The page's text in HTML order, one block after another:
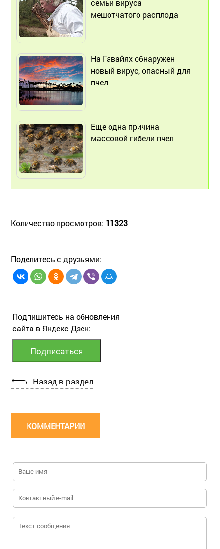
семьи вируса
мешотчатого расплода
На Гавайях обнаружен
новый вирус, опасный для
пчел
Еще одна причина
массовой гибели пчел
Количество просмотров: 11323
Поделитесь с друзьями:
Подпишитесь на обновления
сайта в Яндекс Дзен:
Назад в раздел
КОММЕНТАРИИ